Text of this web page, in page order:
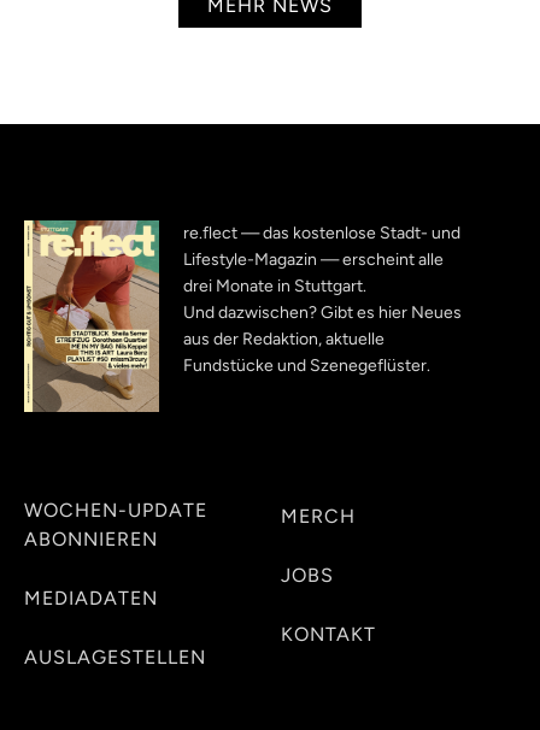
MEHR NEWS
re.flect — das kostenlose Stadt- und
Lifestyle-Magazin — erscheint alle
drei Monate in Stuttgart.
Und dazwischen? Gibt es hier Neues
aus der Redaktion, aktuelle
Fundstücke und Szenegeflüster.
WOCHEN-UPDATE
ABONNIEREN
MEDIADATEN
AUSLAGESTELLEN
MERCH
JOBS
KONTAKT